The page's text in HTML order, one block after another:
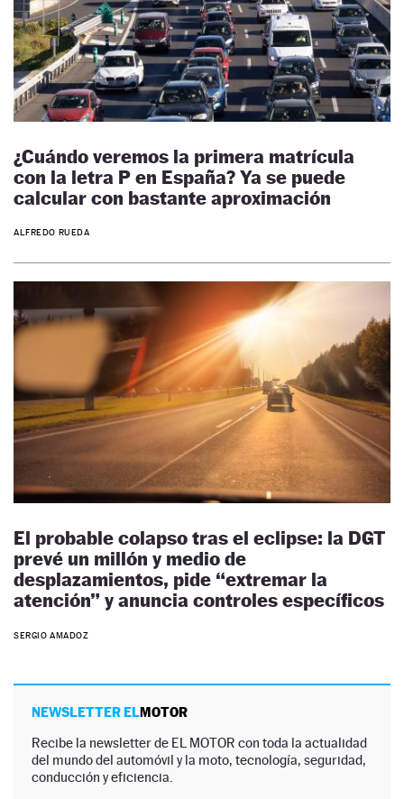
¿Cuándo veremos la primera matrícula
con la letra P en España? Ya se puede
calcular con bastante aproximación
ALFREDO RUEDA
El probable colapso tras el eclipse: la DGT
prevé un millón y medio de
desplazamientos, pide “extremar la
atención” y anuncia controles específicos
SERGIO AMADOZ
NEWSLETTER ELMOTOR
Recibe la newsletter de EL MOTOR con toda la actualidad
del mundo del automóvil y la moto, tecnología, seguridad,
conducción y eficiencia.